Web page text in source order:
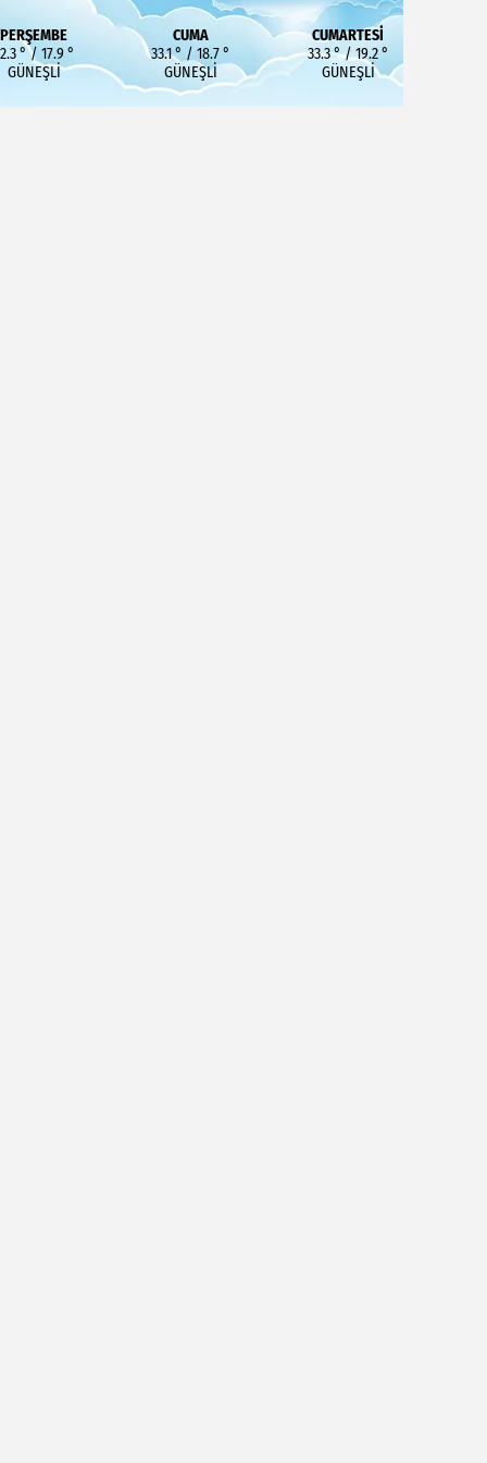
PERŞEMBE
° / 17.9 °
GÜNEŞLI
CUMA
33.1 ° / 18.7 °
GÜNEŞLI
CUMARTESI
33.3 ° / 19.2 °
GÜNEŞLI